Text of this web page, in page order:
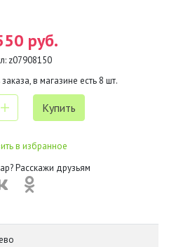
руб.
z07908150
в магазине есть 8 шт.
в избранное
Расскажи друзьям